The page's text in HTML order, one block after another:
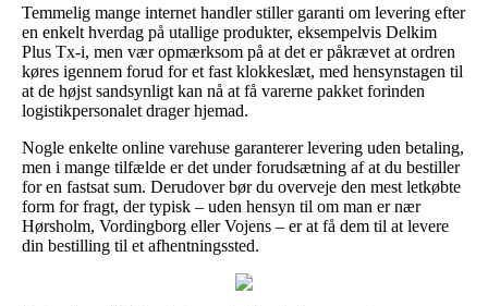
Temmelig mange internet handler stiller garanti om levering efter
en enkelt hverdag på utallige produkter, eksempelvis Delkim
Plus Tx-i, men vær opmærksom på at det er påkrævet at ordren
køres igennem forud for et fast klokkeslæt, med hensynstagen til
at de højst sandsynligt kan nå at få varerne pakket forinden
logistikpersonalet drager hjemad.
Nogle enkelte online varehuse garanterer levering uden betaling,
men i mange tilfælde er det under forudsætning af at du bestiller
for en fastsat sum. Derudover bør du overveje den mest letkøbte
form for fragt, der typisk – uden hensyn til om man er nær
Hørsholm, Vordingborg eller Vojens – er at få dem til at levere
din bestilling til et afhentningssted.